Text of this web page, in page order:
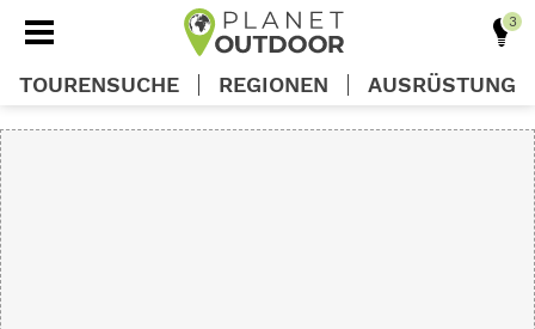
TOURENSUCHE REGIONEN AUSRÜSTUNG